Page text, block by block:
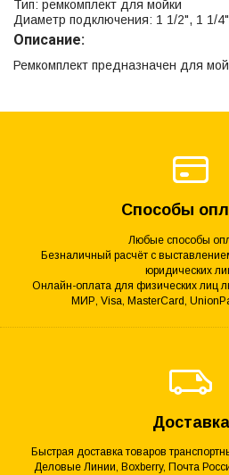
Тип: ремкомплект для мойки
Диаметр подключения: 1 1/2", 1 1/4"
Описание:
Ремкомплект предназначен для
Способы
Любые способы
Безналичный расчёт с
юридических
Онлайн-оплата для физических лиц
МИР, Visa, MasterCard,
Доставка
Быстрая доставка товаров
Деловые Линии, Boxberry, Почта